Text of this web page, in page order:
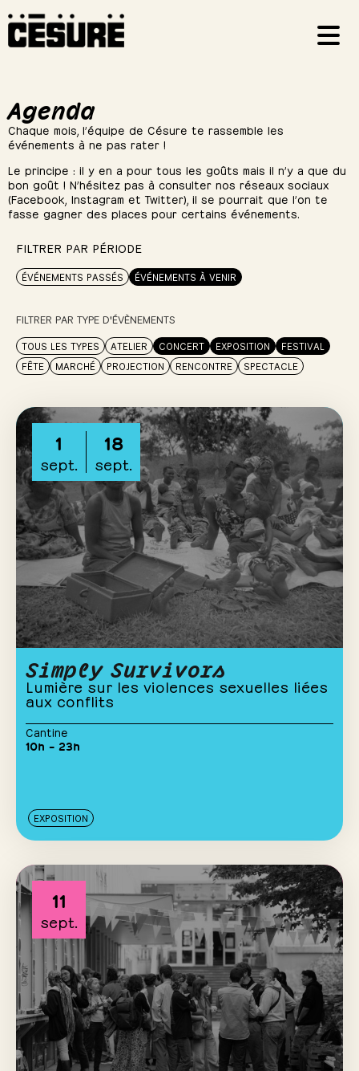
Agenda
Chaque mois, l’équipe de Césure te rassemble les
événements à ne pas rater !
Le principe : il y en a pour tous les goûts mais il n’y a que du
bon goût ! N’hésitez pas à consulter nos réseaux sociaux
(Facebook, Instagram et Twitter), il se pourrait que l’on te
fasse gagner des places pour certains événements.
FILTRER PAR PÉRIODE
ÉVÉNEMENTS PASSÉS ÉVÉNEMENTS À VENIR
FILTRER PAR TYPE D'ÉVÈNEMENTS
TOUS LES TYPES ATELIER CONCERT EXPOSITION
FESTIVAL
FÊTE
MARCHÉ PROJECTION RENCONTRE SPECTACLE
1
sept.
18
sept.
Simply Survivors
Lumière sur les violences sexuelles liées
aux conflits
Cantine
10h – 23h
EXPOSITION
11
sept.